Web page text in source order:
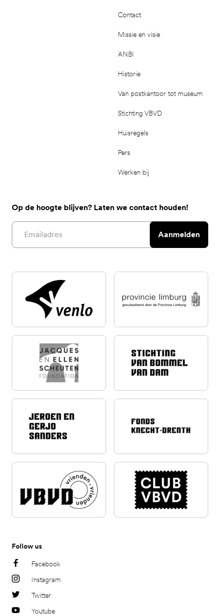
Contact
Missie en visie
ANBI
Historie
Van postkantoor tot museum
Stichting VBVD
Huisregels
Pers
Werken bij
Op de hoogte blijven? Laten we contact houden!
Email address
Aanmelden
Follow us
Facebook
Instagram
Twitter
Youtube